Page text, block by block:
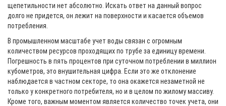
щепетильности нет абсолютно. Искать ответ на данный вопрос
долго не придется, он лежит на поверхности и касается объемов
потребления.
В промышленном масштабе учет воды связан с огромным
количеством ресурсов проходящих по трубе за единицу времени.
Погрешность в пять процентов при суточном потреблении в миллион
кубометров, это внушительная цифра. Если это же отклонение
наблюдается в частном секторе, то она окажется незаметной не
только у конкретного потребителя, но и в целом по жилому массиву.
Кроме того, важным моментом является количество точек учета, они